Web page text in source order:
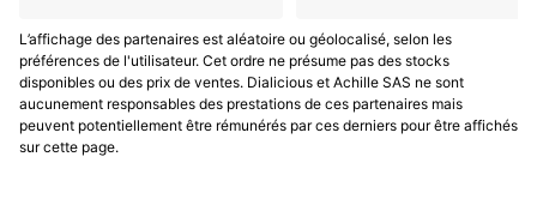
L’affichage des partenaires est aléatoire ou géolocalisé, selon les
préférences de l'utilisateur. Cet ordre ne présume pas des stocks
disponibles ou des prix de ventes. Dialicious et Achille SAS ne sont
aucunement responsables des prestations de ces partenaires mais
peuvent potentiellement être rémunérés par ces derniers pour être affichés
sur cette page.